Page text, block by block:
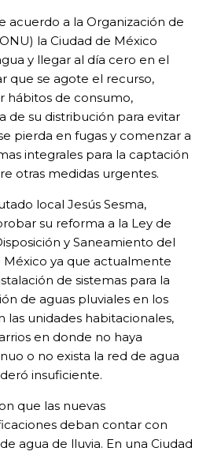
acuerdo a la Organización de
la Ciudad de México
y llegar al día cero en el
que se agote el recurso,
hábitos de consumo,
de su distribución para evitar
pierda en fugas y comenzar a
integrales para la captación
otras medidas urgentes.
local Jesús Sesma,
su reforma a la Ley de
y Saneamiento del
México ya que actualmente
de sistemas para la
de aguas pluviales en los
las unidades habitacionales,
en donde no haya
o no exista la red de agua
insuficiente.
que las nuevas
deban contar con
agua de lluvia. En una Ciudad